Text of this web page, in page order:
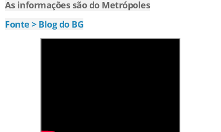
As informações são do Metrópoles
Fonte > Blog do BG